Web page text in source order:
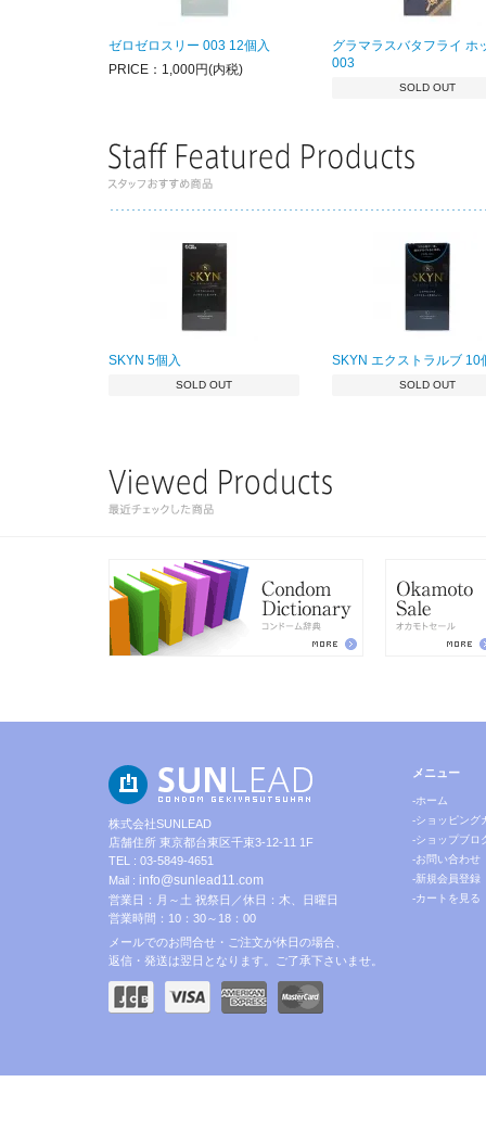
ゼロゼロスリー 003 12個入
PRICE：1,000円(内税)
グラマラスバタフライ ホ
003
SOLD OUT
SKYN 5個入
SOLD OUT
SKYN エクストラルブ 10
SOLD OUT
株式会社SUNLEAD
店舗住所 東京都台東区千束3-12-11 1F
TEL : 03-5849-4651
Mail : info@sunlead11.com
営業日：月～土 祝祭日／休日：木、日曜日
営業時間：10：30～18：00
メールでのお問合せ・ご注文が休日の場合、
返信・発送は翌日となります。ご了承下さいませ。
メニュー
-ホーム
-ショッピング
-ショップブロ
-お問い合わせ
-新規会員登録
-カートを見る